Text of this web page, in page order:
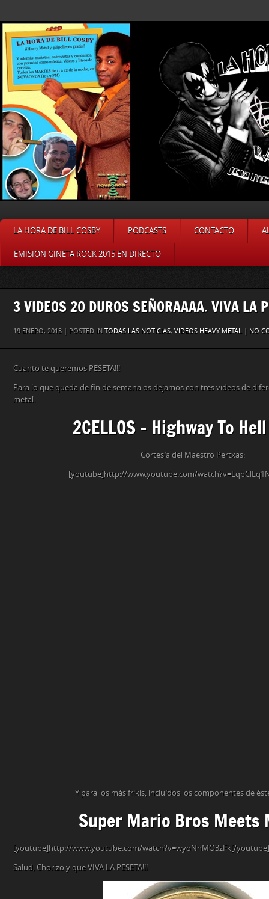
LA HORA DE BILL COSBY PODCASTS CONTACTO
EMISION GINETA ROCK 2015 EN DIRECTO
3 VIDEOS 20 DUROS SEÑORAAAA. VIVA LA
19 ENERO, 2013 | POSTED IN TODAS LAS NOTICIAS, VIDEOS HEAVY METAL | NO
Cuanto te queremos PESETA!!!
Para lo que queda de fin de semana os dejamos con tres videos de
metal.
2CELLOS – Highway To
Cortesía del Maestro Pertxas:
[youtube]http://www.youtube.com/
Y para los más frikis, incluídos los componentes de
Super Mario Bros Meets
[youtube]http://www.youtube.com/watch?v=wyoNnMO3zFk[/youtube]
Salud, Chorizo y que VIVA LA PESETA!!!